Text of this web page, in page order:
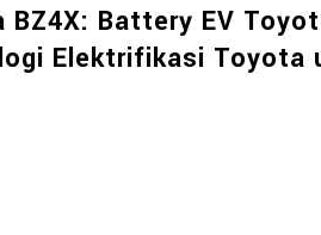
BZ4X: Battery EV
Elektrifikasi Toyota